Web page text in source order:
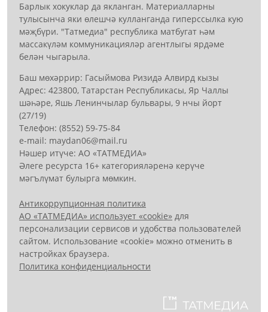
Барлык хокуклар да якланган. Материалларны
тулысынча яки өлешчә кулланганда гиперссылка кую
мәҗбүри. "Татмедиа" республика матбугат һәм
массакүләм коммуникацияләр агентлыгы ярдәме
белән чыгарыла.
Баш мөхәррир: Гасыймова Ризидә Алвирд кызы
Адрес: 423800, Татарстан Республикасы, Яр Чаллы
шәһәре, Яшь Ленинчылар бульвары, 9 нчы йорт
(27/19)
Телефон: (8552) 59-75-84
е-mail: mауdаn06@mail.гu
Нәшер итүче: АО «ТАТМЕДИА»
Әлеге ресурста 16+ категорияләренә керүче
мәгълүмат булырга мөмкин.
Антикоррупционная политика
АО «ТАТМЕДИА» использует «cookie» для
персонализации сервисов и удобства пользователей
сайтом. Использование «cookie» можно отменить в
настройках браузера.
Политика конфиденциальности